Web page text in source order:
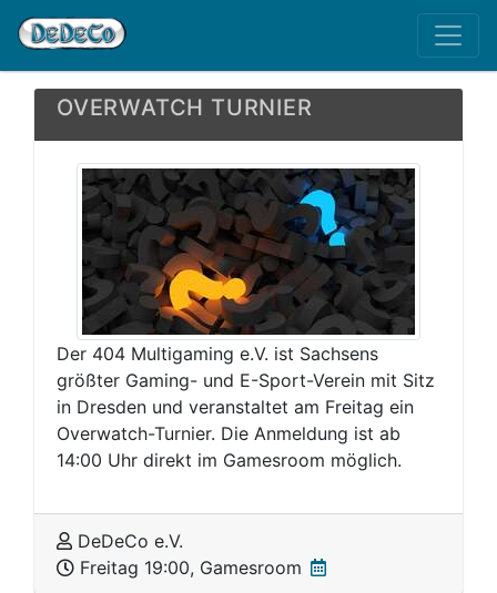
OVERWATCH TURNIER
Der 404 Multigaming e.V. ist Sachsens
größter Gaming- und E-Sport-Verein mit Sitz
in Dresden und veranstaltet am Freitag ein
Overwatch-Turnier. Die Anmeldung ist ab
14:00 Uhr direkt im Gamesroom möglich.
DeDeCo e.V.
Freitag 19:00, Gamesroom